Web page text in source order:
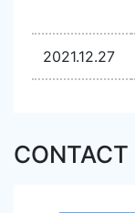
2021.12.27
CONTACT